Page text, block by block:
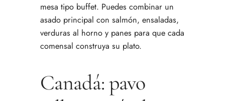
mesa tipo buffet. Puedes combinar un
asado principal con salmón, ensaladas,
verduras al horno y panes para que cada
comensal construya su plato.
Canadá: pavo